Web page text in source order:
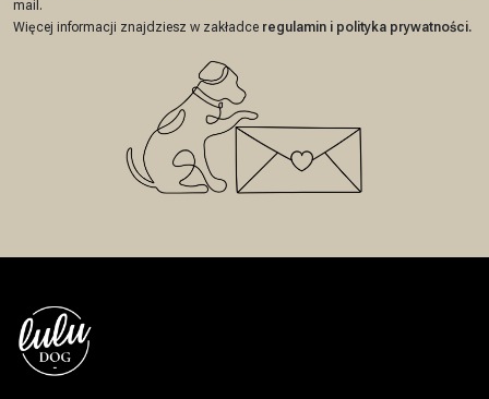
mail.
Więcej informacji znajdziesz w zakładce regulamin i polityka prywatności.